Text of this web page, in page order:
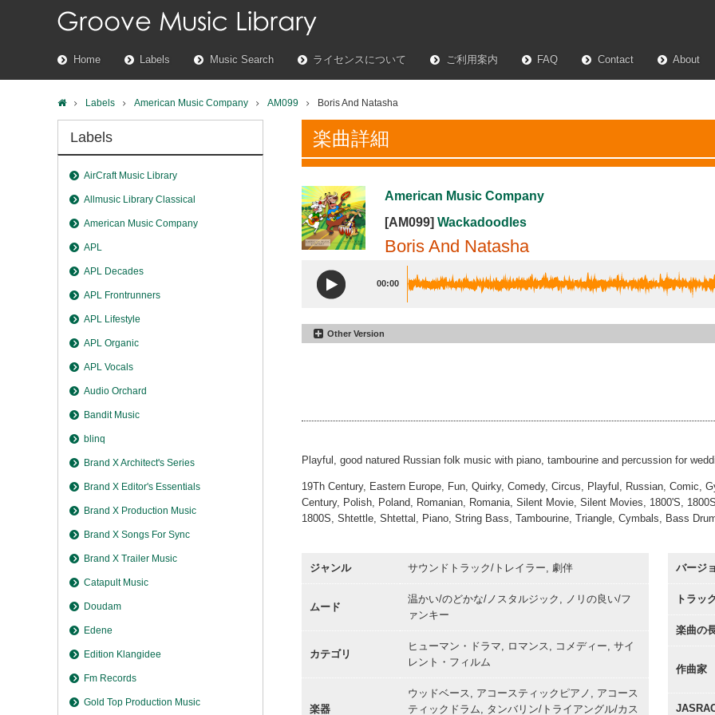
Home Labels Music Search ライセンスについて ご利用案内 FAQ Contact About
Labels American Music Company AM099 Boris And Natasha
楽曲詳細
American Music Company
[AM099] Wackadoodles
Boris And Natasha
00:00
Other Version
Playful, good natured Russian folk music with piano, tambourine and percussion for
19Th Century, Eastern Europe, Fun, Quirky, Comedy, Circus, Playful, Russian, Comic,
Century, Polish, Poland, Romanian, Romania, Silent Movie, Silent Movies, 1800'S,
1800S, Shtettle, Shtettal, Piano, String Bass, Tambourine, Triangle, Cymbals, Bass
ジャンル サウンドトラック/トレイラー, 劇伴
ムード
温かい/のどかな/ノスタルジック, ノリの良い/フ
ァンキー
カテゴリ
ヒューマン・ドラマ, ロマンス, コメディー, サイ
レント・フィルム
楽器
ウッドベース, アコースティックピアノ, アコース
ティックドラム, タンバリン/トライアングル/カス
バージ
トラッ
楽曲の
作曲家
Labels
AirCraft Music Library
Allmusic Library Classical
American Music Company
APL
APL Decades
APL Frontrunners
APL Lifestyle
APL Organic
APL Vocals
Audio Orchard
Bandit Music
blinq
Brand X Architect's Series
Brand X Editor's Essentials
Brand X Production Music
Brand X Songs For Sync
Brand X Trailer Music
Catapult Music
Doudam
Edene
Edition Klangidee
Fm Records
Gold Top Production Music